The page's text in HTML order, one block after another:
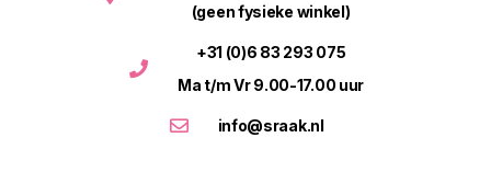
(geen fysieke winkel)
+31 (0)6 83 293 075
Ma t/m Vr 9.00-17.00 uur
info@sraak.nl